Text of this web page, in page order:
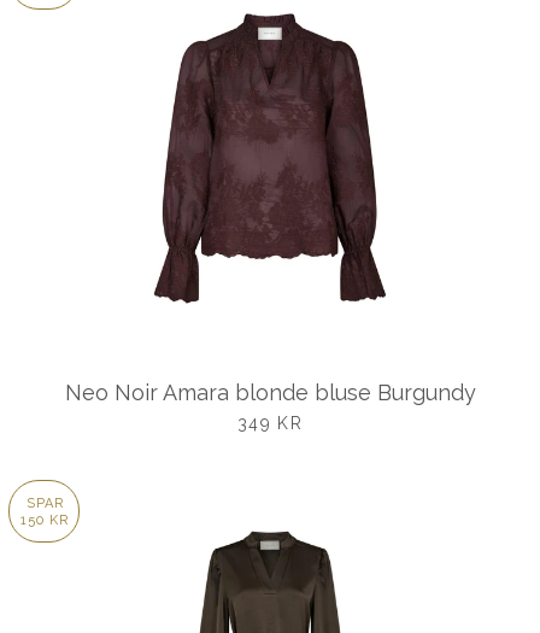
Neo Noir Amara blonde bluse Burgundy
UDSALGSPRIS
349 KR
SPAR
150 KR